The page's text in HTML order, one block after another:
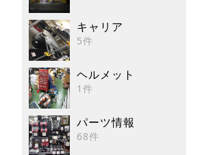
キャリア
5件
ヘルメット
1件
パーツ情報
68件